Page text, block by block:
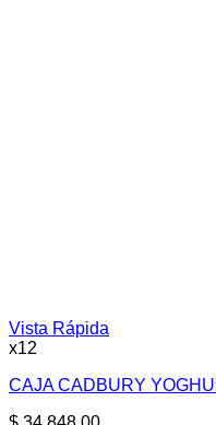
Vista Rápida
x12
CAJA CADBURY